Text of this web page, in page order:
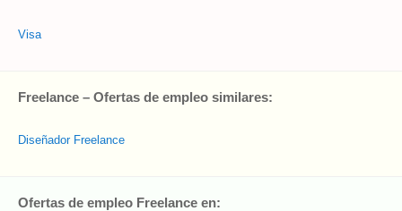
Visa
Freelance – Ofertas de empleo similares:
Diseñador Freelance
Ofertas de empleo Freelance en: